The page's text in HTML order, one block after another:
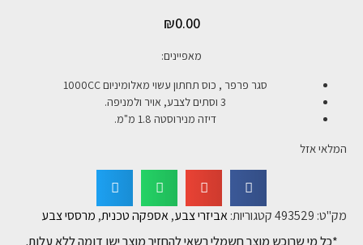
₪0.00
מאפיינים:
סגר פרפר , כוס תחתון עשוי מאלומיניום 1000CC
3 וסתים לצבע, אויר ולמניפה.
דיזה מנירוסטה 1.8 מ"מ.
המלאי אזל
מק"ט: 493529קטגוריות:אביזרי צבע,אספקה טכנית, מרססי צבע
*כל מי שרוכש מוצר חשמלי רשאי להחזיר מוצר ישן דומה ללא עלות.